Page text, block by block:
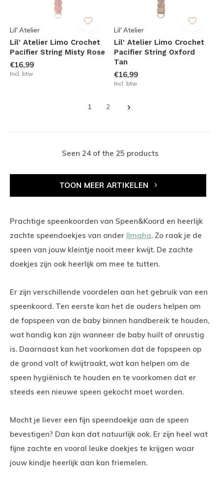
Lil' Atelier
Lil' Atelier Limo Crochet
Pacifier String Misty Rose
€16,99
Incl. btw
Lil' Atelier
Lil' Atelier Limo Crochet
Pacifier String Oxford
Tan
€16,99
Incl. btw
1 2
Seen 24 of the 25 products
TOON MEER ARTIKELEN
Prachtige speenkoorden van Speen&Koord en heerlijk
zachte speendoekjes van onder Ilmaha. Zo raak je de
speen van jouw kleintje nooit meer kwijt. De zachte
doekjes zijn ook heerlijk om mee te tutten.
Er zijn verschillende voordelen aan het gebruik van een
speenkoord. Ten eerste kan het de ouders helpen om
de fopspeen van de baby binnen handbereik te houden,
wat handig kan zijn wanneer de baby huilt of onrustig
is. Daarnaast kan het voorkomen dat de fopspeen op
de grond valt of kwijtraakt, wat kan helpen om de
speen hygiënisch te houden en te voorkomen dat er
steeds een nieuwe speen gekocht moet worden.
Mocht je liever een fijn speendoekje aan de speen
bevestigen? Dan kan dat natuurlijk ook. Er zijn heel wat
fijne zachte en vooral leuke doekjes te krijgen waar
jouw kindje heerlijk aan kan friemelen.